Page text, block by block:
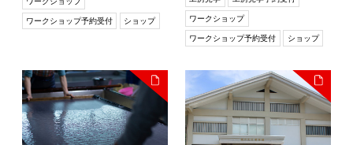
ワークショップ予約受付 ショップ ワークショップ
ワークショップ予約受付 ショップ